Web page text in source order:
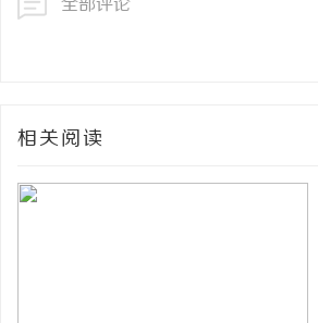
全部评论
相关阅读